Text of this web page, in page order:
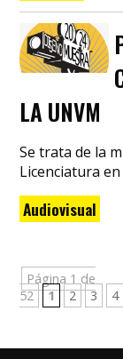
LA UNVM
Se trata de la
Licenciatura
Audiovisual
Página 1 de
52
1 2 3 4